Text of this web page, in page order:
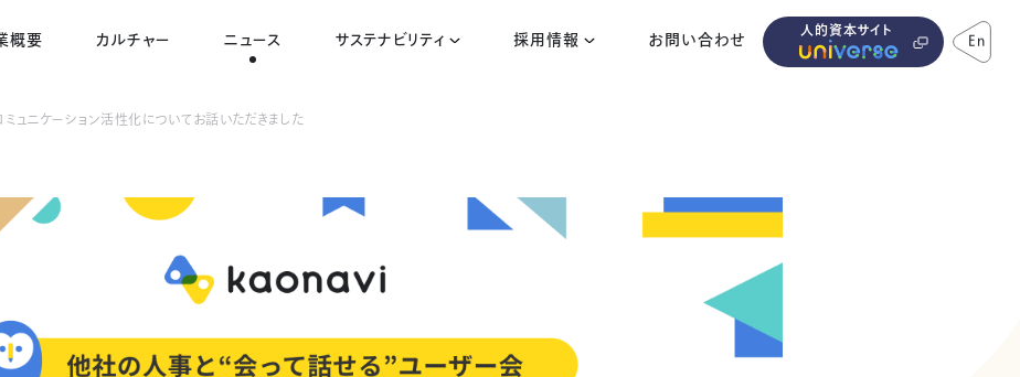
概要 カルチャー ニュース サステナビリティ 採用情報 お問い合わせ 人的資本サイト En
ュニケーション活性化についてお話いただきました